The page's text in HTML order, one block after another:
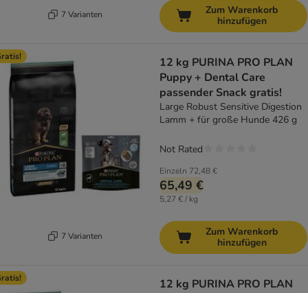
7 Varianten
Zum Warenkorb
hinzufügen
7 Varianten
12 kg PURINA PRO PLAN
Puppy + Dental Care
passender Snack gratis!
Large Robust Sensitive Digestion
Lamm + für große Hunde 426 g
Einzeln 72,48 €
65,49 €
5,27 € / kg
Not Rated
Zum Warenkorb
hinzufügen
12 kg PURINA PRO PLAN